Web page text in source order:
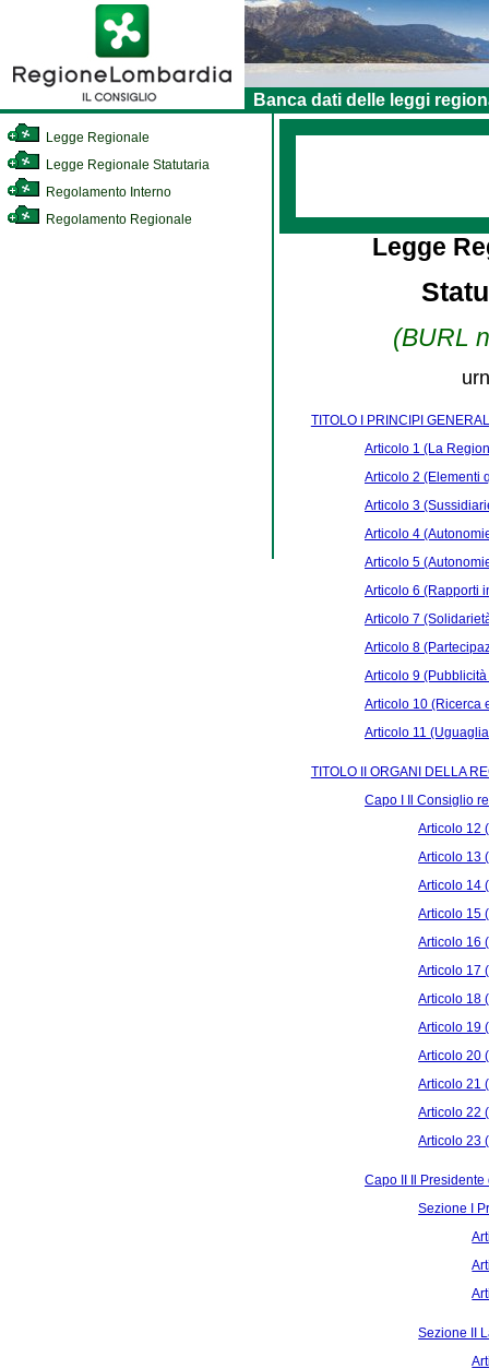
Banca dati delle leggi
Legge Regionale
Legge Regionale Statutaria
Regolamento Interno
Regolamento Regionale
Legge
(BURL
TITOLO I PRINCIPI
Articolo 1 (La
Articolo 2 (Elementi
Articolo 3
Articolo 4
Articolo 5
Articolo 6 (Rapporti
Articolo 7
Articolo 8
Articolo 9
Articolo 10 (Ricerca
Articolo 11
TITOLO II ORGANI DELLA
Capo I Il Consiglio
Articolo 12
Articolo 13
Articolo 14
Articolo 15
Articolo 16
Articolo 17
Articolo 18
Articolo 19
Articolo 20
Articolo 21
Articolo 22
Articolo 23
Capo II Il
Sezione I
Sezione II